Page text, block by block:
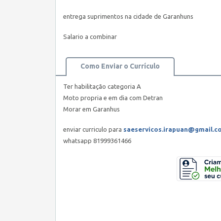
entrega suprimentos na cidade de Garanhuns
Salario a combinar
Como Enviar o Currículo
Ter habilitação categoria A
Moto propria e em dia com Detran
Morar em Garanhus
enviar curriculo para
whatsapp 81999361466